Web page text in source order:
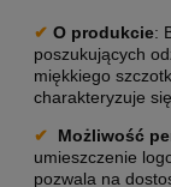
✔ O produkcie:
poszukujących
miękkiego
charakteryzuje
✔
Możliwość
umieszczenie
pozwala na